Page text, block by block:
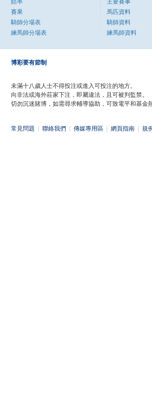
賠率
賽果
騎師分場表
練馬師分場表
主要賽事
馬匹資料
騎師資料
練馬師資料
博彩要有節制
未滿十八歲人士不得投注或進入可投注的地方。
向非法或海外莊家下注，即屬違法，且可被判監禁。
切勿沉迷賭博，如需尋求輔導協助，可致電平和基金
常見問題 聯絡我們 傳媒專用區 網頁指南 規